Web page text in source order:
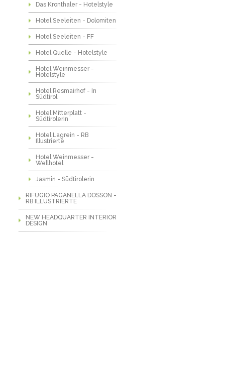
Das Kronthaler - Hotelstyle
Hotel Seeleiten - Dolomiten
Hotel Seeleiten - FF
Hotel Quelle - Hotelstyle
Hotel Weinmesser -
Hotelstyle
Hotel Resmairhof - In
Südtirol
Hotel Mitterplatt -
Südtirolerin
Hotel Lagrein - RB
Illustrierte
Hotel Weinmesser -
Wellhotel
Jasmin - Südtirolerin
RIFUGIO PAGANELLA DOSSON -
RB ILLUSTRIERTE
NEW HEADQUARTER INTERIOR
DESIGN